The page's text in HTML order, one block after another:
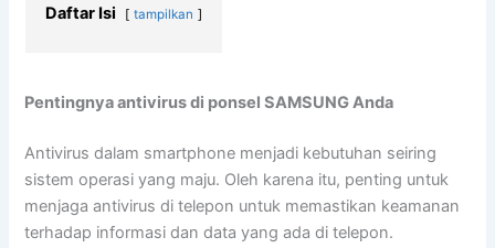
Daftar Isi tampilkan
Pentingnya antivirus di ponsel SAMSUNG Anda
Antivirus dalam smartphone menjadi kebutuhan seiring
sistem operasi yang maju. Oleh karena itu, penting untuk
menjaga antivirus di telepon untuk memastikan keamanan
terhadap informasi dan data yang ada di telepon.